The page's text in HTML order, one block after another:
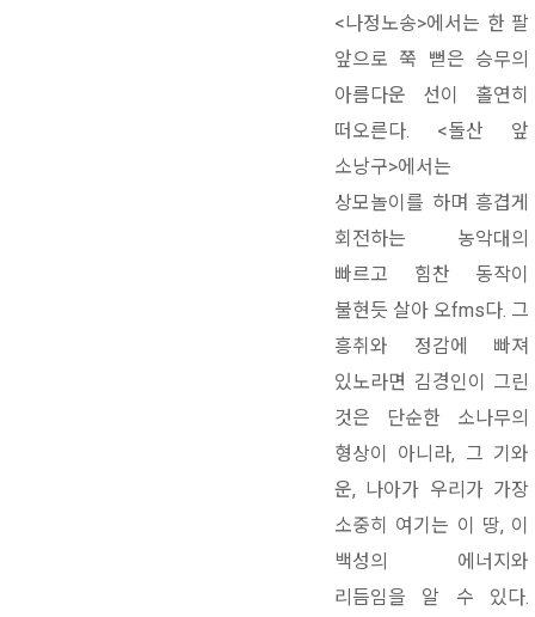
<나정노송>에서는 한 팔
앞으로 쭉 뻗은 승무의
아름다운 선이 홀연히
떠오른다. <돌산 앞
소낭구>에서는
상모놀이를 하며 흥겹게
회전하는 농악대의
빠르고 힘찬 동작이
불현듯 살아 오fms다. 그
흥취와 정감에 빠져
있노라면 김경인이 그린
것은 단순한 소나무의
형상이 아니라, 그 기와
운, 나아가 우리가 가장
소중히 여기는 이 땅, 이
백성의 에너지와
리듬임을 알 수 있다.